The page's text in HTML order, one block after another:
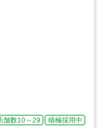
舗数10～29
積極採用中